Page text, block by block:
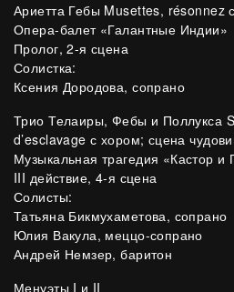
Ариетта Гебы Musettes, résonnez
Опера-балет «Галантные Индии»
Пролог, 2-я сцена
Солистка:
Ксения Дородова, сопрано
Трио Телаиры, Фебы и Поллукса
d’esclavage с хором; сцена
Музыкальная трагедия «Кастор и
III действие, 4-я сцена
Солисты:
Татьяна Бикмухаметова, сопрано
Юлия Вакула, меццо-сопрано
Андрей Немзер, баритон
Менуэты I и II